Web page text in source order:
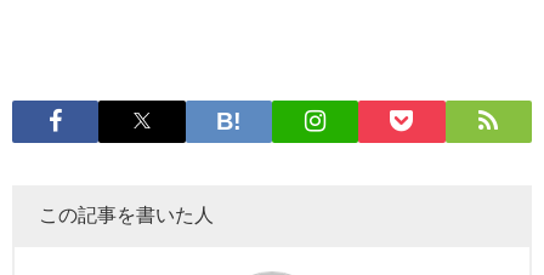
この記事を書いた人